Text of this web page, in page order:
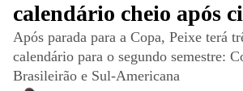
calendário cheio após
Após parada para a Copa, Peixe terá
calendário para o segundo semestre:
Brasileirão e Sul-Americana